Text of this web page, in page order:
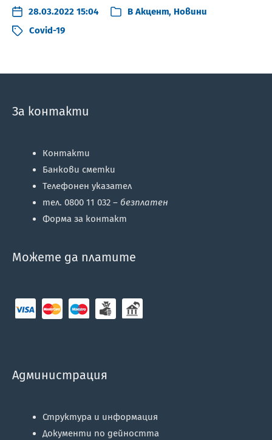
28.03.2022 15:04 В Акцент, Новини
Covid-19
За контакти
Контакти
Банкови сметки
Телефонен указател
тел. 0800 11 032 – безплатен
Форма за контакт
Можете да платите
Администрация
Структура и информация
Документи по дейността